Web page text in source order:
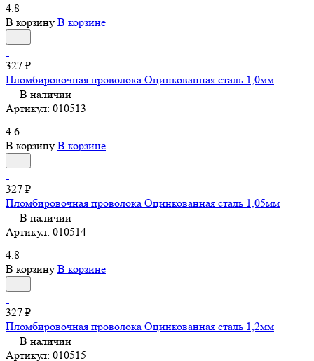
4.8
В корзину В корзине
327 ₽
Пломбировочная проволока Оцинкованная сталь 1,0мм
В наличии
Артикул: 010513
4.6
В корзину В корзине
327 ₽
Пломбировочная проволока Оцинкованная сталь 1,05мм
В наличии
Артикул: 010514
4.8
В корзину В корзине
327 ₽
Пломбировочная проволока Оцинкованная сталь 1,2мм
В наличии
Артикул: 010515